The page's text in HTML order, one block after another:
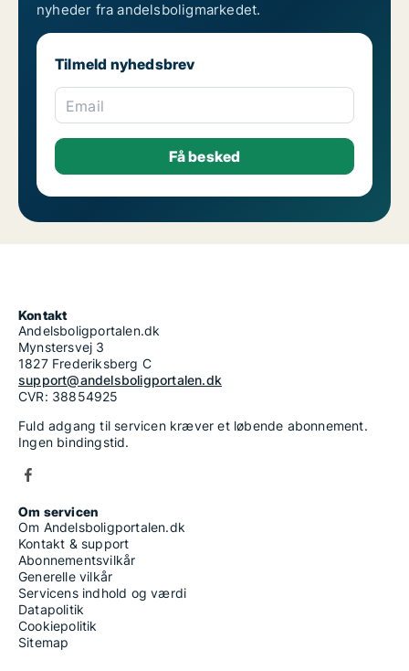
nyheder fra andelsboligmarkedet.
Tilmeld nyhedsbrev
Email
Kontakt
Andelsboligportalen.dk
Mynstersvej 3
1827 Frederiksberg C
support@andelsboligportalen.dk
CVR: 38854925
Fuld adgang til servicen kræver et løbende abonnement.
Ingen bindingstid.
Om servicen
Om Andelsboligportalen.dk
Kontakt & support
Abonnementsvilkår
Generelle vilkår
Servicens indhold og værdi
Datapolitik
Cookiepolitik
Sitemap